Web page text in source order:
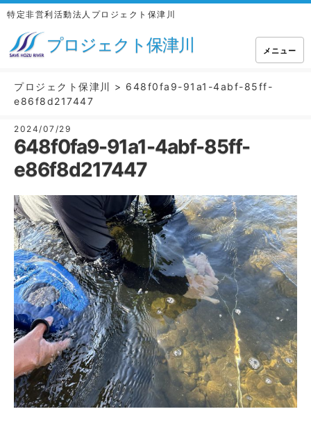
特定非営利活動法人プロジェクト保津川
プロジェクト保津川 メニュー
プロジェクト保津川 > 648f0fa9-91a1-4abf-85ff-
e86f8d217447
2024/07/29
648f0fa9-91a1-4abf-85ff-
e86f8d217447